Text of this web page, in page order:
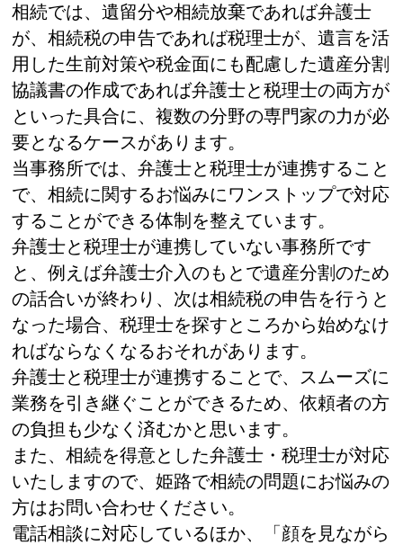
相続では、遺留分や相続放棄であれば弁護士
が、相続税の申告であれば税理士が、遺言を活
用した生前対策や税金面にも配慮した遺産分割
協議書の作成であれば弁護士と税理士の両方が
といった具合に、複数の分野の専門家の力が必
要となるケースがあります。
当事務所では、弁護士と税理士が連携すること
で、相続に関するお悩みにワンストップで対応
することができる体制を整えています。
弁護士と税理士が連携していない事務所です
と、例えば弁護士介入のもとで遺産分割のため
の話合いが終わり、次は相続税の申告を行うと
なった場合、税理士を探すところから始めなけ
ればならなくなるおそれがあります。
弁護士と税理士が連携することで、スムーズに
業務を引き継ぐことができるため、依頼者の方
の負担も少なく済むかと思います。
また、相続を得意とした弁護士・税理士が対応
いたしますので、姫路で相続の問題にお悩みの
方はお問い合わせください。
電話相談に対応しているほか、「顔を見ながら